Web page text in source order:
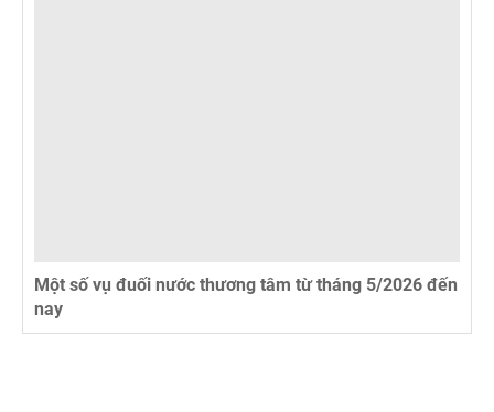
Một số vụ đuối nước thương tâm từ tháng 5/2026 đến
nay